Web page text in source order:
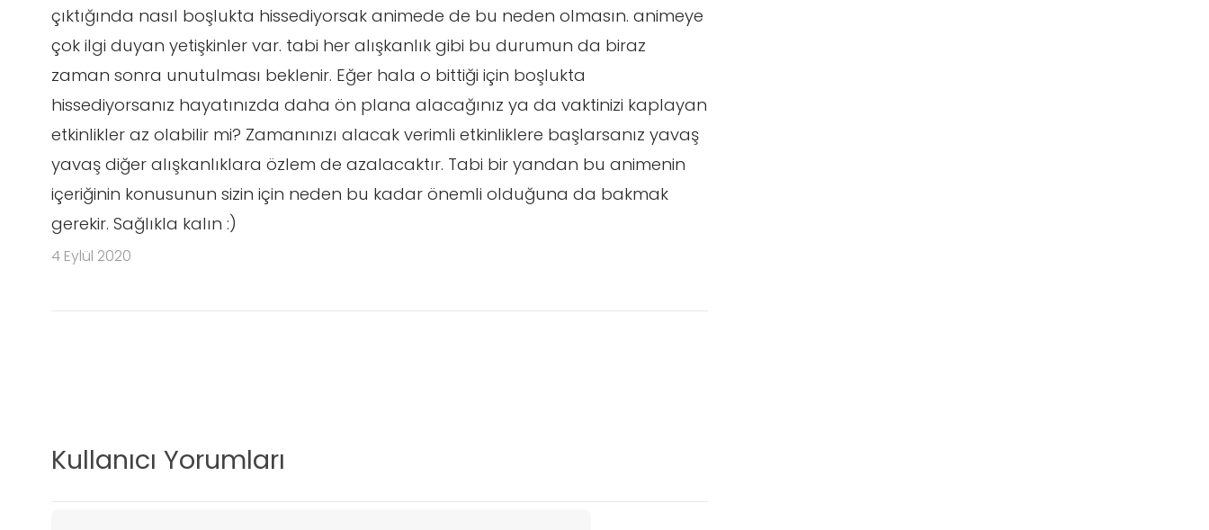
çıktığında nasıl boşlukta hissediyorsak animede de bu neden olmasın. animeye
çok ilgi duyan yetişkinler var. tabi her alışkanlık gibi bu durumun da biraz
zaman sonra unutulması beklenir. Eğer hala o bittiği için boşlukta
hissediyorsanız hayatınızda daha ön plana alacağınız ya da vaktinizi kaplayan
etkinlikler az olabilir mi? Zamanınızı alacak verimli etkinliklere başlarsanız yavaş
yavaş diğer alışkanlıklara özlem de azalacaktır. Tabi bir yandan bu animenin
içeriğinin konusunun sizin için neden bu kadar önemli olduğuna da bakmak
gerekir. Sağlıkla kalın :)
4 Eylül 2020
Kullanıcı Yorumları